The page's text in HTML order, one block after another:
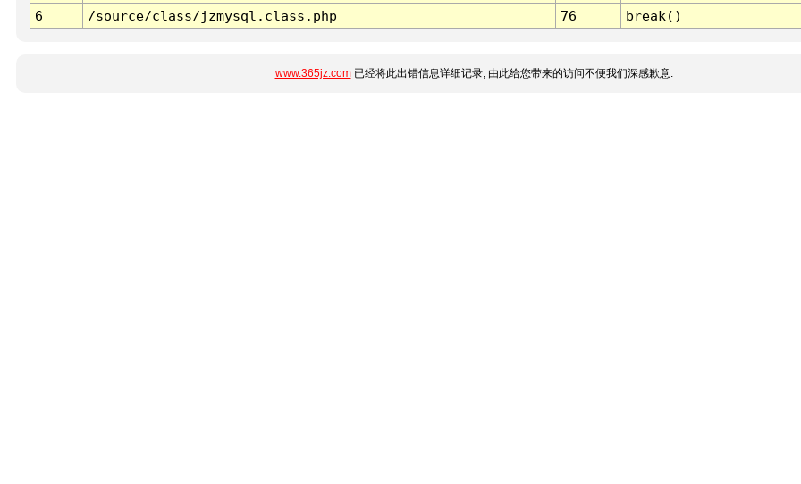
6
/source/class/jzmysql.class.php 76 break()
www.365jz.com已经将此出错信息详细记录, 由此给您带来的访问不便我们深感歉意.